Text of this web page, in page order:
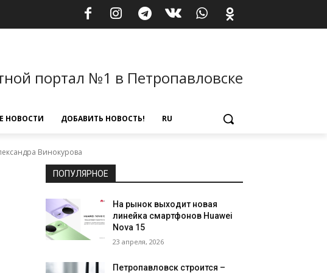
портал №1 в Петропавловске
НОВОСТИ ДОБАВИТЬ НОВОСТЬ! RU
Винокурова
ПОПУЛЯРНОЕ
На рынок выходит новая
линейка смартфонов Huawei
Nova 15
23 апреля, 2026
Петропавловск строится –